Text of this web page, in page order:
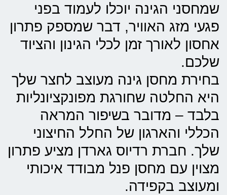
שמחסני הגינה יוכלו לעמוד בפני
פגעי מזג האוויר, דבר שמספק פתרון
אחסון לאורך זמן לכלי הגינון והציוד
שלכם.
בחירת מחסן גינה מעוצב לחצר שלך
היא החלטה שחורגת מפונקציונליות
בלבד – מדובר בשיפור המראה
הכללי והארגון של החלל החיצוני
שלך. חברת רדיוס גארדן מציע פתרון
מצוין עם מחסן פנל מבודד איכותי
ומעוצב בקפידה.